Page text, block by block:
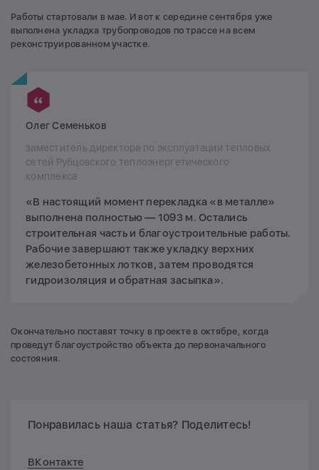
Работы стартовали в мае. И вот к середине сентября уже
выполнена укладка трубопроводов по трассе на всем
реконструированном участке.
Олег Семеньков
заместитель директора по эксплуатации тепловых
сетей Рубцовского теплоэнергетического
комплекса
«В настоящий момент перекладка «в металле»
выполнена полностью — 1093 м. Остались
строительная часть и благоустроительные работы.
Рабочие завершают также укладку верхних
железобетонных лотков, затем проводятся
гидроизоляция и обратная засыпка».
Окончательно поставят точку в проекте в октябре, когда
проведут благоустройство объекта до первоначального
состояния.
Понравилась наша статья? Поделитесь!
ВКонтакте